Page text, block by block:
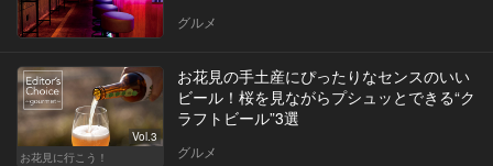
グルメ
Vol.3
お花見に行こう！
お花見の手土産にぴったりなセンスのいい
ビール！桜を見ながらプシュッとできる“ク
ラフトビール”3選
グルメ